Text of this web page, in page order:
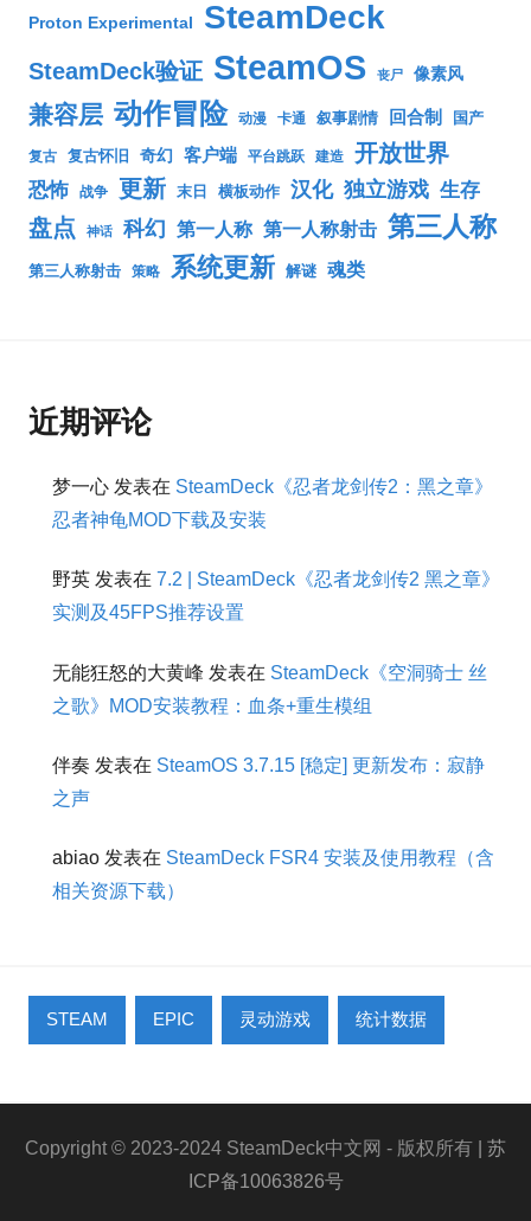
Proton Experimental SteamDeck
SteamDeck验证 SteamOS 丧尸 像素风
兼容层 动作冒险 动漫 卡通 叙事剧情 回合制 国产
复古 复古怀旧 奇幻 客户端 平台跳跃 建造 开放世界
恐怖 战争 更新 末日 横板动作 汉化 独立游戏 生存
盘点 神话 科幻 第一人称 第一人称射击 第三人称
第三人称射击 策略 系统更新 解谜 魂类
近期评论
梦一心 发表在 SteamDeck《忍者龙剑传2：黑之章》
忍者神龟MOD下载及安装
野英 发表在 7.2 | SteamDeck《忍者龙剑传2 黑之章》
实测及45FPS推荐设置
无能狂怒的大黄峰 发表在 SteamDeck《空洞骑士 丝
之歌》MOD安装教程：血条+重生模组
伴奏 发表在 SteamOS 3.7.15 [稳定] 更新发布：寂静
之声
abiao 发表在 SteamDeck FSR4 安装及使用教程（含
相关资源下载）
STEAM EPIC 灵动游戏 统计数据
Copyright © 2023-2024 SteamDeck中文网 - 版权所有
| 苏
ICP备10063826号